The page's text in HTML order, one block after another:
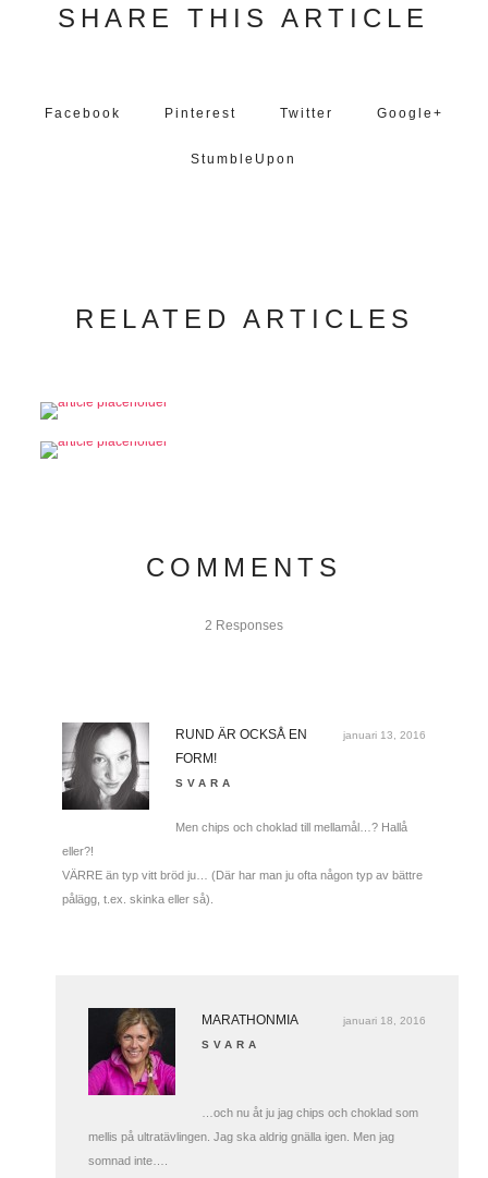
SHARE THIS ARTICLE
Facebook Pinterest Twitter Google+
StumbleUpon
RELATED ARTICLES
COMMENTS
2 Responses
januari 13, 2016
RUND ÄR OCKSÅ EN
FORM!
SVARA
Men chips och choklad till mellamål…? Hallå
eller?!
VÄRRE än typ vitt bröd ju… (Där har man ju ofta någon typ av bättre
pålägg, t.ex. skinka eller så).
januari 18, 2016
MARATHONMIA
SVARA
…och nu åt ju jag chips och choklad som
mellis på ultratävlingen. Jag ska aldrig gnälla igen. Men jag
somnad inte….